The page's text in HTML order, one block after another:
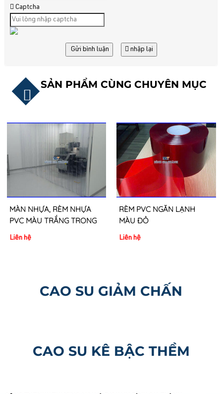
Captcha
Gửi bình luận nhập lại
SẢN PHẨM CÙNG CHUYÊN MỤC
MÀN NHỰA, RÈM NHỰA
PVC MÀU TRẮNG TRONG
Liên hệ
RÈM PVC NGĂN LẠNH
MÀU ĐỎ
Liên hệ
CAO SU GIẢM CHẤN
CAO SU KÊ BẬC THỀM